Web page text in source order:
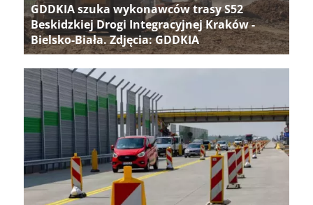
GDDKIA szuka wykonawców trasy S52
Beskidzkiej Drogi Integracyjnej Kraków -
Bielsko-Biała. Zdjęcia: GDDKIA